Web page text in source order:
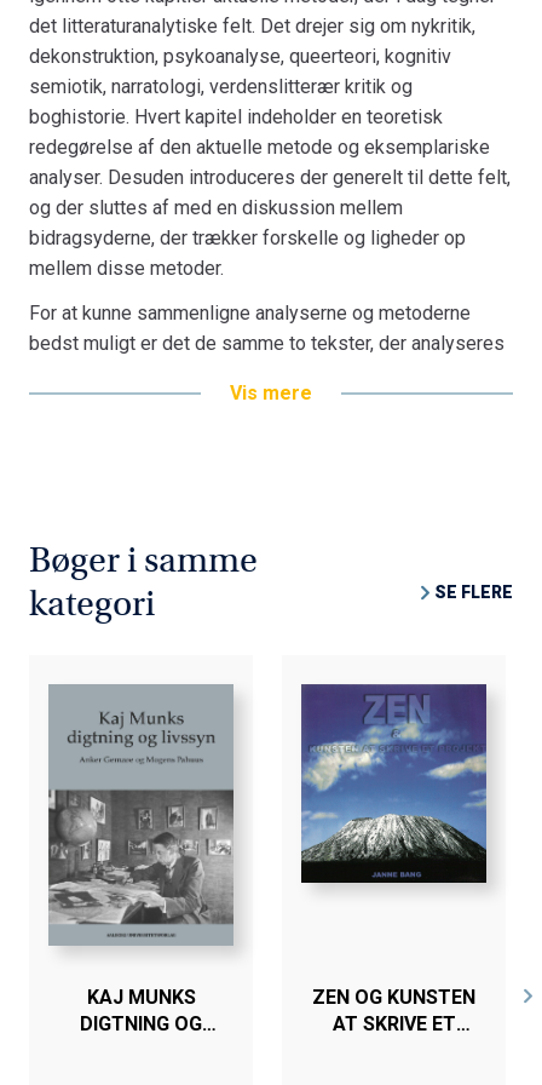
det litteraturanalytiske felt. Det drejer sig om nykritik,
dekonstruktion, psykoanalyse, queerteori, kognitiv
semiotik, narratologi, verdenslitterær kritik og
boghistorie. Hvert kapitel indeholder en teoretisk
redegørelse af den aktuelle metode og eksemplariske
analyser. Desuden introduceres der generelt til dette felt,
og der sluttes af med en diskussion mellem
bidragsyderne, der trækker forskelle og ligheder op
mellem disse metoder.
For at kunne sammenligne analyserne og metoderne
bedst muligt er det de samme to tekster, der analyseres
Ufarlige historier
Arkitektskolen.
Vis mere
Bøger i samme
kategori
SE FLERE
KAJ MUNKS
DIGTNING OG
ZEN OG KUNSTEN
AT SKRIVE ET